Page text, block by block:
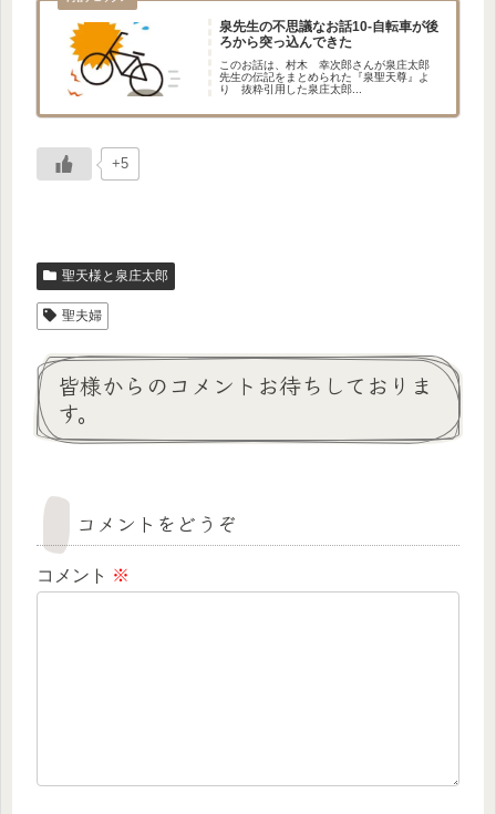
泉先生の不思議なお話10-自転車が後
ろから突っ込んできた
このお話は、村木 幸次郎さんが泉庄太郎
先生の伝記をまとめられた『泉聖天尊』よ
り 抜粋引用した泉庄太郎...
+5
聖天様と泉庄太郎
聖夫婦
皆様からのコメントお待ちしておりま
す。
コメントをどうぞ
コメント ※